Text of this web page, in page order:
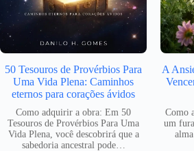
50 Tesouros de Provérbios Para
Uma Vida Plena: Caminhos
eternos para corações ávidos
Como adquirir a obra: Em 50
Tesouros de Provérbios Para Uma
Vida Plena, você descobrirá que a
sabedoria ancestral pode…
A
Como
um